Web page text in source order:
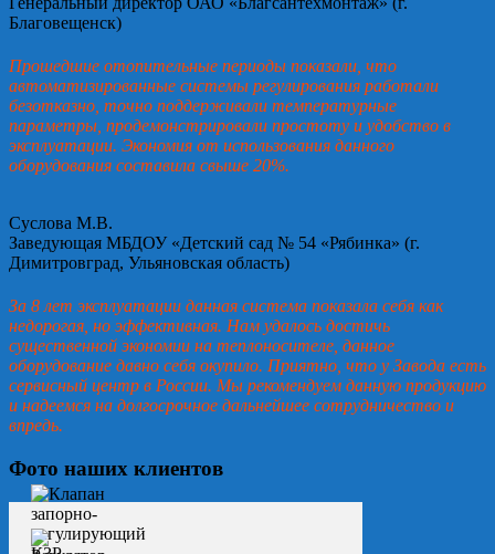
Благовещенск)
Прошедшие отопительные периоды показали, что
автоматизированные системы регулирования работали
безотказно, точно поддерживали температурные
параметры, продемонстрировали простоту и удобство в
эксплуатации. Экономия от использования данного
оборудования составила свыше 20%.
Суслова М.В.
Заведующая МБДОУ «Детский сад № 54 «Рябинка» (г.
Димитровград, Ульяновская область)
За 8 лет эксплуатации данная система показала себя как
недорогая, но эффективная. Нам удалось достичь
существенной экономии на теплоносителе, данное
оборудование давно себя окупило. Приятно, что у Завода есть
сервисный центр в России. Мы рекомендуем данную продукцию
и надеемся на долгосрочное дальнейшее сотрудничество и
впредь.
Фото наших клиентов